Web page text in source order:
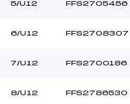
230.0000
5/U12 FFS2705456
6/U12 FFS2708307
7/U12 FFS2700186
8/U12 FFS2786530